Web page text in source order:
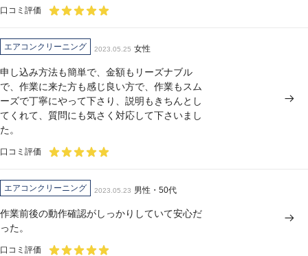
口コミ評価
エアコンクリーニング 2023.05.25 女性
申し込み方法も簡単で、金額もリーズナブル
で、作業に来た方も感じ良い方で、作業もスム
ーズで丁寧にやって下さり、説明もきちんとし
てくれて、質問にも気さく対応して下さいまし
た。
口コミ評価
エアコンクリーニング 2023.05.23 男性・50代
作業前後の動作確認がしっかりしていて安心だ
った。
口コミ評価